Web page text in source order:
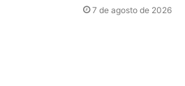
7 de agosto de 2026